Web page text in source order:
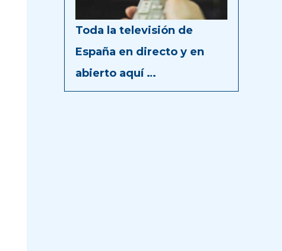
Toda la televisión de
España en directo y en
abierto aquí …